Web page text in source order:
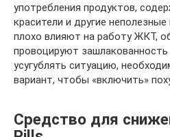
употребления продуктов,
красители и другие
плохо влияют на работу ЖКТ,
провоцируют
усугублять ситуацию,
вариант, чтобы «включить»
Средство для